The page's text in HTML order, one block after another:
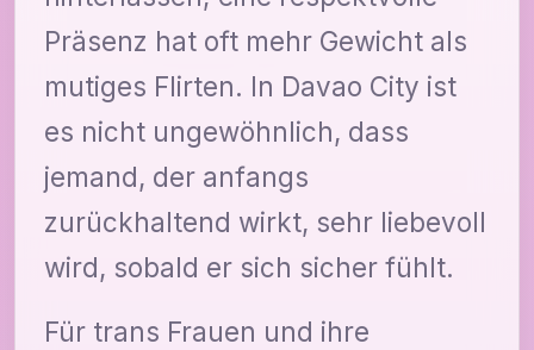
Präsenz hat oft mehr Gewicht als
mutiges Flirten. In Davao City ist
es nicht ungewöhnlich, dass
jemand, der anfangs
zurückhaltend wirkt, sehr liebevoll
wird, sobald er sich sicher fühlt.
Für trans Frauen und ihre